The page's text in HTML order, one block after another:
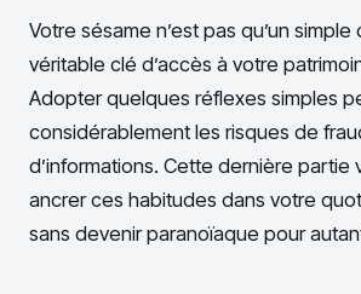
Votre sésame n’est pas qu’un simple
véritable clé d’accès à votre
Adopter quelques réflexes simples
considérablement les risques de
d’informations. Cette dernière partie
ancrer ces habitudes dans votre
sans devenir paranoïaque pour